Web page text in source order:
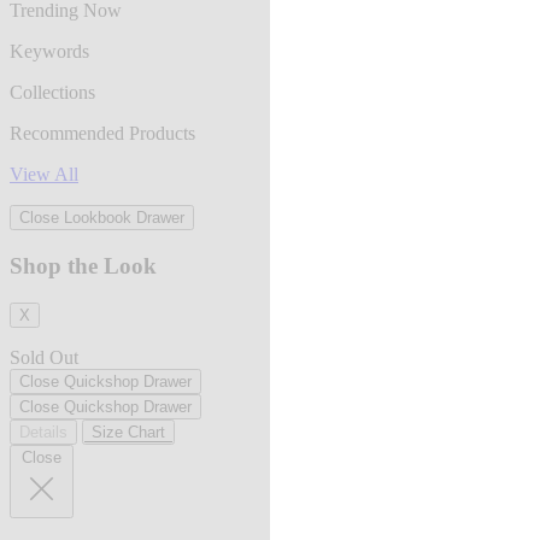
Trending Now
Keywords
Collections
Recommended Products
View All
Close Lookbook Drawer
Shop the Look
X
Sold Out
Close Quickshop Drawer
Close Quickshop Drawer
Size Chart
Close